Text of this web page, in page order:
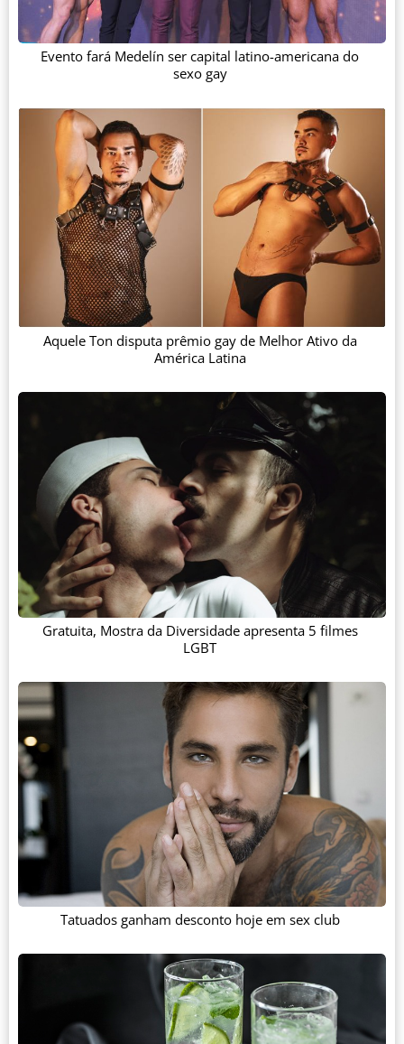
Evento fará Medelín ser capital latino-americana do
sexo gay
Aquele Ton disputa prêmio gay de Melhor Ativo da
América Latina
Gratuita, Mostra da Diversidade apresenta 5 filmes
LGBT
Tatuados ganham desconto hoje em sex club